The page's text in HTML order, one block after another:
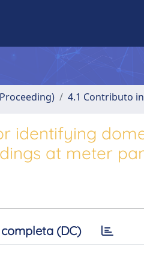
4.1 Contributo
identifying
at meter
(DC)